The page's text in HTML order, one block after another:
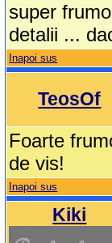
super
detalii ...
Inapoi sus
TeosOf
Foarte
de vis!
Inapoi sus
Kiki